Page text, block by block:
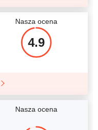
Nasza ocena
4.9
Nasza ocena